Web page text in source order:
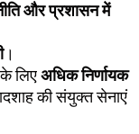
और प्रशासन में
।
लिएअधिक निर्णायक
की संयुक्त सेनाएं